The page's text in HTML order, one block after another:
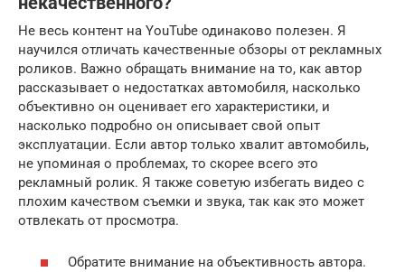
Не весь контент на YouTube одинаково полезен. Я
научился отличать качественные обзоры от рекламных
роликов. Важно обращать внимание на то, как автор
рассказывает о недостатках автомобиля, насколько
объективно он оценивает его характеристики, и
насколько подробно он описывает свой опыт
эксплуатации. Если автор только хвалит автомобиль,
не упоминая о проблемах, то скорее всего это
рекламный ролик. Я также советую избегать видео с
плохим качеством съемки и звука, так как это может
отвлекать от просмотра.
Обратите внимание на объективность автора.